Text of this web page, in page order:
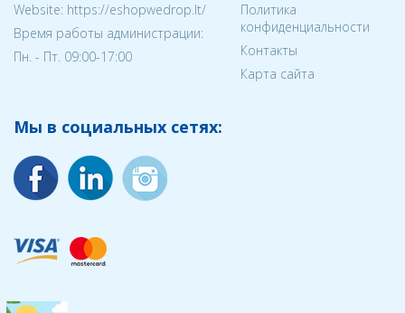
Website: https://eshopwedrop.lt/
Время работы администрации:
Пн. - Пт. 09:00-17:00
Политика
конфиденциальности
Контакты
Карта сайта
Мы в социальных сетях: